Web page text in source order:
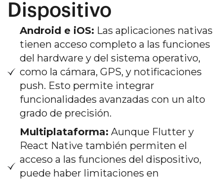
Dispositivo
Android e iOS: Las aplicaciones nativas
tienen acceso completo a las funciones
del hardware y del sistema operativo,
como la cámara, GPS, y notificaciones
push. Esto permite integrar
funcionalidades avanzadas con un alto
grado de precisión.
Multiplataforma: Aunque Flutter y
React Native también permiten el
acceso a las funciones del dispositivo,
puede haber limitaciones en